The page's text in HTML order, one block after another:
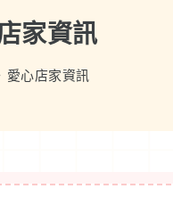
家資訊
愛心店家資訊